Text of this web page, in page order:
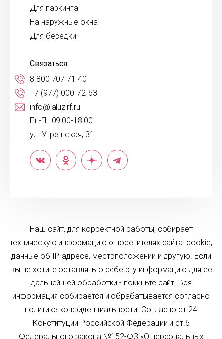
Для паркинга
На наружные окна
Для беседки
Связаться:
8 800 707 71 40
+7 (977) 000-72-63
info@jaluzirf.ru
Пн-Пт 09:00-18:00
ул. Угрешская, 31
Наш сайт, для корректной работы, собирает
техническую информацию о посетителях сайта: cookie,
данные об IP-адресе, местоположении и другую. Если
вы не хотите оставлять о себе эту информацию для ее
дальнейшей обработки - покиньте сайт. Вся
информация собирается и обрабатывается согласно
политике конфиденциальности. Согласно ст.24
Конституции Российской Федерации и ст.6
Федерального закона №152-ФЗ «О персональных